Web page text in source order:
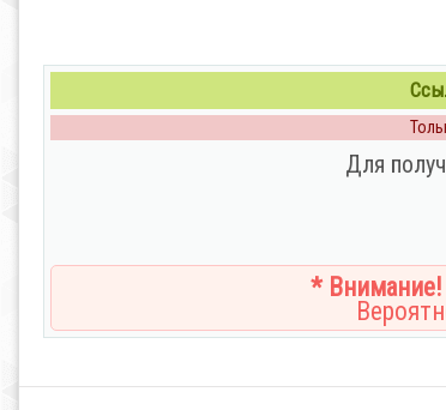
Для
* Внимание!